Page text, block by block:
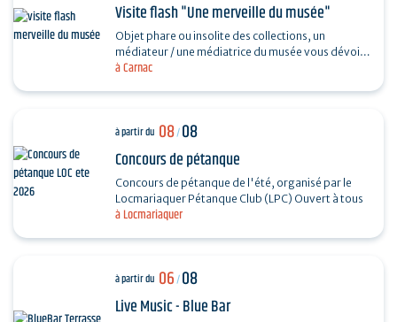
à Carnac
Visite flash "Une merveille du musée"
Objet phare ou insolite des collections, un
médiateur / une médiatrice du musée vous dévoile
son histoire. Sans réservation. Durée 30…
à Locmariaquer
à partir du 08/08
Concours de pétanque
Concours de pétanque de l'été, organisé par le
Locmariaquer Pétanque Club (LPC) Ouvert à tous
à partir du 06/08
Live Music - Blue Bar